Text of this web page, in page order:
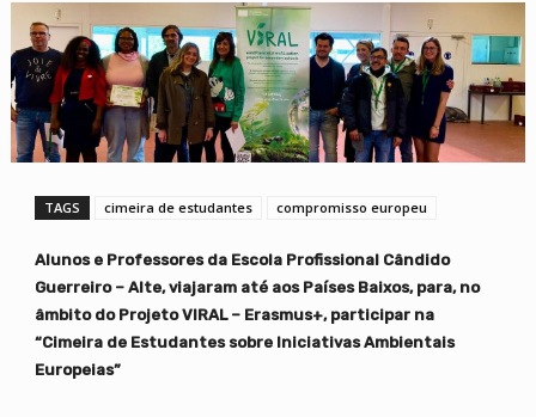
TAGS cimeira de estudantes compromisso europeu
Alunos e Professores da Escola Profissional Cândido
Guerreiro – Alte, viajaram até aos Países Baixos, para, no
âmbito do Projeto VIRAL – Erasmus+, participar na
“Cimeira de Estudantes sobre Iniciativas Ambientais
Europeias”